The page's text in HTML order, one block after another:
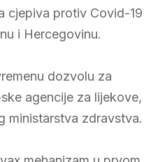
cjepiva protiv Covid-19
i Hercegovinu.
dozvolu za
agencije za lijekove,
ministarstva zdravstva.